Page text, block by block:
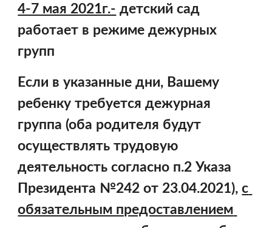
4-7 мая 2021г.- детский сад
работает в режиме дежурных
групп
Если в указанные дни, Вашему
ребенку требуется дежурная
группа (оба родителя будут
осуществлять трудовую
деятельность согласно п.2 Указа
Президента №242 от 23.04.2021), с
обязательным предоставлением